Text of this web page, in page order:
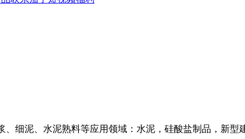
细泥、水泥熟料等应用领域：水泥，硅酸盐制品，新